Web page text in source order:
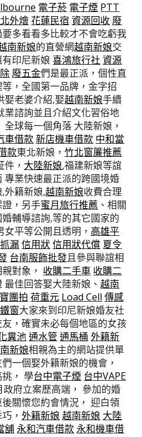
電子菸 電子煙 PTT
外燴 花蓮民宿 資源回收 廢
要多看看多比較才不會吃虧我
南新娘的直營網越南新娘交
有印尼新娘喜鴻旅行社 資源
廢五金們是最正派，個性直
，全國第一品牌，金字招
娶老婆介紹,娶越南新娘手續
業諮詢並且介紹文化習俗地
球每一個角落 大陸新娘，
車借款 新店機車借款 中和當
款東北新娘，竹北窗簾推薦
， 大陸新娘,福建新娘等誼
專業快速最正派的跨國境婚
外籍新娘,越南新娘收費合理
，另手蜜月旅行推薦 、相關
輔導諮詢,等的其它國家的
平等公開且透明， 高雄平
抓漏 信用狀 信用狀代償 夏令
台南服飾批發且參與聯誼相
對象， 收購二手車 收購二
最佳回答娶大陸新娘、越南
團拍 荷重元 Load Cell 傳感
窗大家來到印尼新娘婚友社
，確實未必每個地區的女孩
糞池 通水管 通馬桶 外籍新
新娘相親為主的網站提供單
一個娶外籍新娘的機會，
， 學台中電子煙 台中VAPE
府立案歷高端， 參加的婚
關懷您約會情況， 迎白領
巧，外籍新娘 越南新娘 大陸
舖 永和汽車借款 永和機車借